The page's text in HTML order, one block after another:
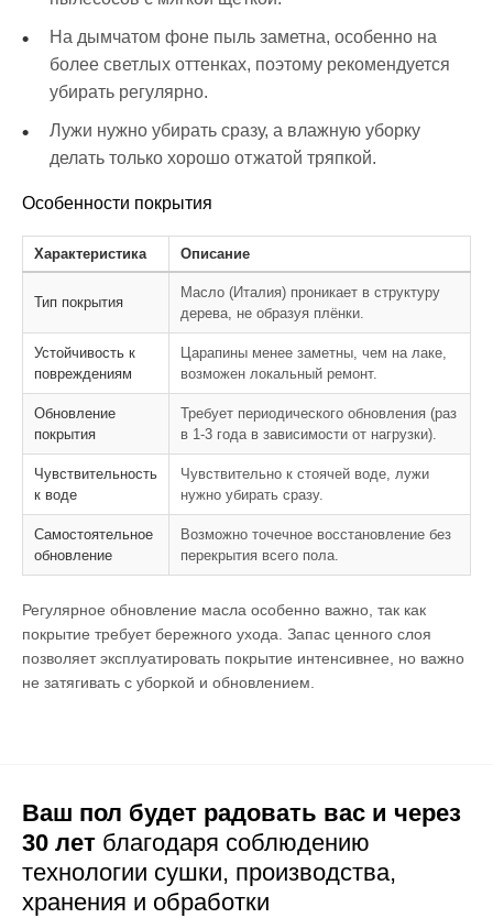
На дымчатом фоне пыль заметна, особенно на
более светлых оттенках, поэтому рекомендуется
убирать регулярно.
Лужи нужно убирать сразу, а влажную уборку
делать только хорошо отжатой тряпкой.
Особенности покрытия
Характеристика Описание
Тип покрытия
Масло (Италия) проникает в структуру
дерева, не образуя плёнки.
Устойчивость к
повреждениям
Царапины менее заметны, чем на лаке,
возможен локальный ремонт.
Обновление
покрытия
Требует периодического обновления (раз
в 1-3 года в зависимости от нагрузки).
Чувствительность
к воде
Чувствительно к стоячей воде, лужи
нужно убирать сразу.
Самостоятельное
обновление
Возможно точечное восстановление без
перекрытия всего пола.
Регулярное обновление масла особенно важно, так как
покрытие требует бережного ухода. Запас ценного слоя
позволяет эксплуатировать покрытие интенсивнее, но важно
не затягивать с уборкой и обновлением.
Ваш пол будет радовать вас и через
30 лет благодаря соблюдению
технологии сушки, производства,
хранения и обработки